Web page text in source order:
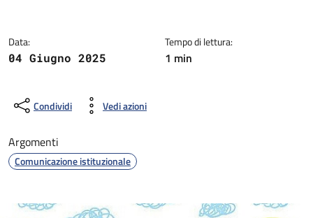
Data:
04 Giugno 2025
Tempo di lettura:
1 min
Condividi Vedi azioni
Argomenti
Comunicazione istituzionale